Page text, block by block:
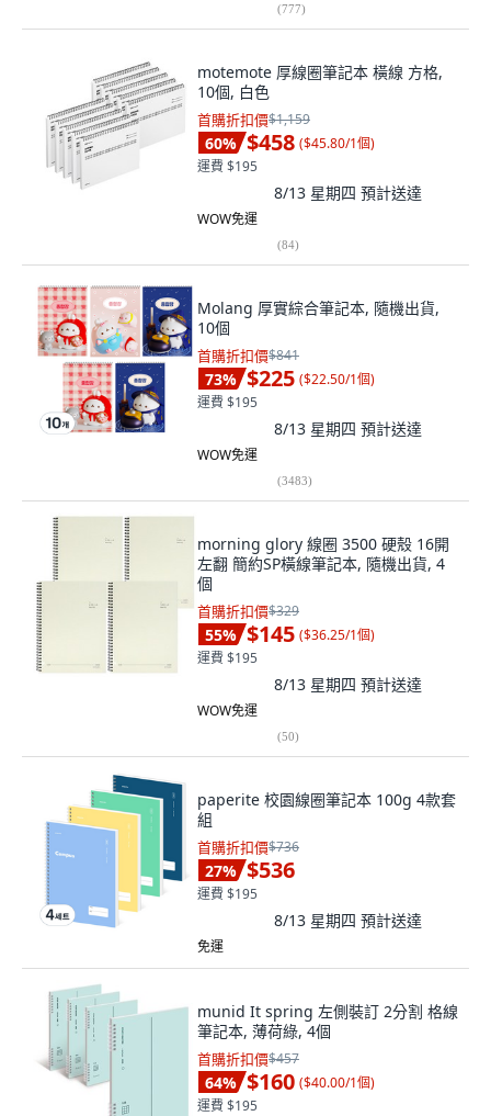
(777)
motemote 厚線圈筆記本 橫線 方格,
10個, 白色
首購折扣價$1,159
60% $458 ($45.80/1個)
運費 $195
8/13 星期四 預計送達
WOW免運
(84)
Molang 厚實綜合筆記本, 隨機出貨,
10個
首購折扣價$841
73% $225 ($22.50/1個)
運費 $195
8/13 星期四 預計送達
WOW免運
(3483)
morning glory 線圈 3500 硬殼 16開
左翻 簡約SP橫線筆記本, 隨機出貨, 4
個
首購折扣價$329
55% $145 ($36.25/1個)
運費 $195
8/13 星期四 預計送達
WOW免運
(50)
paperite 校園線圈筆記本 100g 4款套
組
首購折扣價$736
27% $536
運費 $195
8/13 星期四 預計送達
免運
munid It spring 左側裝訂 2分割 格線
筆記本, 薄荷綠, 4個
首購折扣價$457
64% $160 ($40.00/1個)
運費 $195